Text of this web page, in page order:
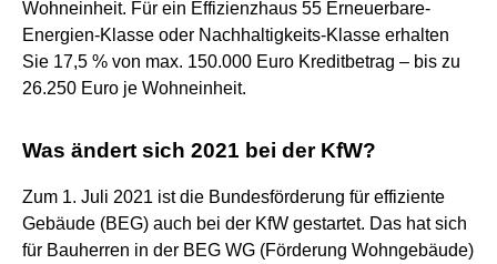
Wohneinheit. Für ein Effizienzhaus 55 Erneuerbare-
Energien-Klasse oder Nachhaltigkeits-Klasse erhalten
Sie 17,5 % von max. 150.000 Euro Kreditbetrag – bis zu
26.250 Euro je Wohneinheit.
Was ändert sich 2021 bei der KfW?
Zum 1. Juli 2021 ist die Bundesförderung für effiziente
Gebäude (BEG) auch bei der KfW gestartet. Das hat sich
für Bauherren in der BEG WG (Förderung Wohngebäude)